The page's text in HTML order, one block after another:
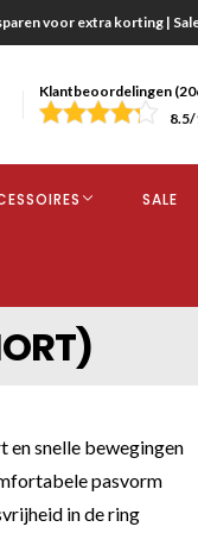
voor extra korting |
Klantbeoordelingen
8.5/
SALE
snelle bewegingen
pasvorm
in de ring